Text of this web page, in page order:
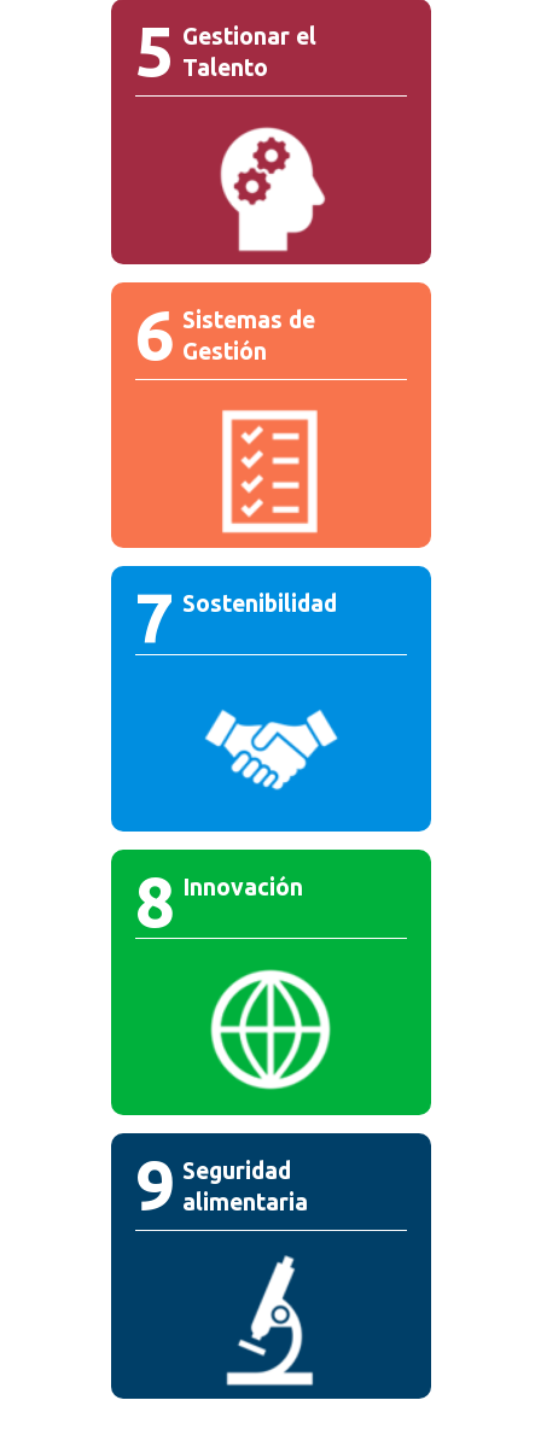
5 Gestionar el
Talento
6 Sistemas de
Gestión
7 Sostenibilidad
8 Innovación
9 Seguridad
alimentaria